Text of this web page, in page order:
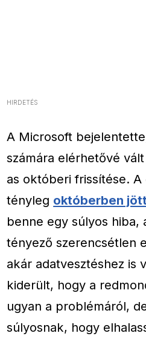
HIRDETÉS
A Microsoft
számára elérhetővé
as októberi frissítése.
tényleg októberben
benne egy súlyos hiba,
tényező szerencsétlen
akár adatvesztéshez is
kiderült, hogy a
ugyan a problémáról,
súlyosnak, hogy